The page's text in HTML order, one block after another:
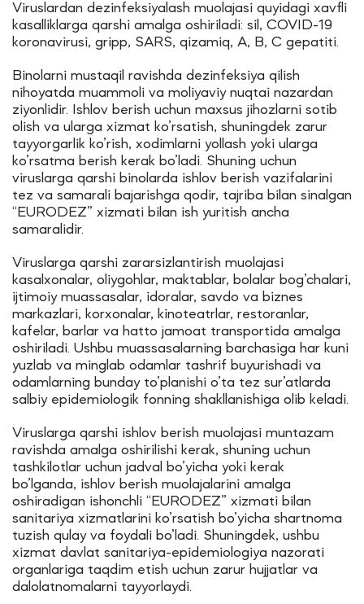
Viruslardan dezinfeksiyalash muolajasi quyidagi xavfli
kasalliklarga qarshi amalga oshiriladi: sil, COVID-19
koronavirusi, gripp, SARS, qizamiq, A, B, C gepatiti.
Binolarni mustaqil ravishda dezinfeksiya qilish
nihoyatda muammoli va moliyaviy nuqtai nazardan
ziyonlidir. Ishlov berish uchun maxsus jihozlarni sotib
olish va ularga xizmat ko’rsatish, shuningdek zarur
tayyorgarlik ko’rish, xodimlarni yollash yoki ularga
ko’rsatma berish kerak bo’ladi. Shuning uchun
viruslarga qarshi binolarda ishlov berish vazifalarini
tez va samarali bajarishga qodir, tajriba bilan sinalgan
“EURODEZ” xizmati bilan ish yuritish ancha
samaralidir.
Viruslarga qarshi zararsizlantirish muolajasi
kasalxonalar, oliygohlar, maktablar, bolalar bog’chalari,
ijtimoiy muassasalar, idoralar, savdo va biznes
markazlari, korxonalar, kinoteatrlar, restoranlar,
kafelar, barlar va hatto jamoat transportida amalga
oshiriladi. Ushbu muassasalarning barchasiga har kuni
yuzlab va minglab odamlar tashrif buyurishadi va
odamlarning bunday to’planishi o’ta tez sur’atlarda
salbiy epidemiologik fonning shakllanishiga olib keladi.
Viruslarga qarshi ishlov berish muolajasi muntazam
ravishda amalga oshirilishi kerak, shuning uchun
tashkilotlar uchun jadval bo’yicha yoki kerak
bo’lganda, ishlov berish muolajalarini amalga
oshiradigan ishonchli “EURODEZ” xizmati bilan
sanitariya xizmatlarini ko’rsatish bo’yicha shartnoma
tuzish qulay va foydali bo’ladi. Shuningdek, ushbu
xizmat davlat sanitariya-epidemiologiya nazorati
organlariga taqdim etish uchun zarur hujjatlar va
dalolatnomalarni tayyorlaydi.